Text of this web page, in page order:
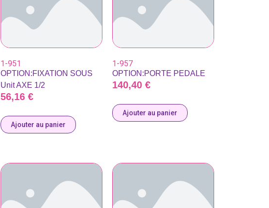
1-951
OPTION:FIXATION SOUS
Unit AXE 1/2
56,16 €
Ajouter au panier
1-957
OPTION:PORTE PEDALE
140,40 €
Ajouter au panier